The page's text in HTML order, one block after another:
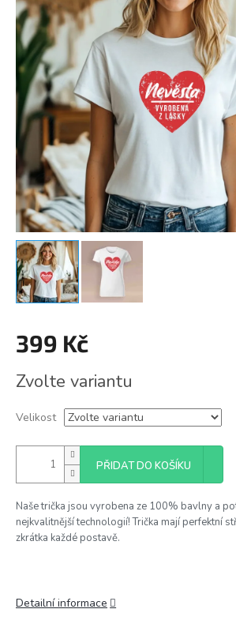
399 Kč
cena:
Zvolte variantu
Velikost
PŘIDAT DO KOŠÍKU
Naše trička jsou vyrobena ze 100% bavlny a
nejkvalitnější technologií! Trička mají perfektní
zkrátka každé postavě.
Detailní informace